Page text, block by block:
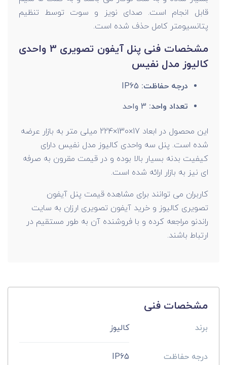
قابل انجام است. صدای نویز و سوت توسط تنظیم
پتانسیومتر کامل حذف شده است.
مشخصات فنی پنل آیفون تصویری 3 واحدی
کالیوز مدل نفیس
درجه حفاظت: IP65
تعداد واحد: 3 واحد
این محصول در ابعاد 17×130×224 میلی متر به بازار عرضه
شده است. پنل سه واحدی کالیوز مدل نفیس دارای
کیفیت بدنه بسیار بالا بوده و در قیمت مقرون به صرفه
ای نیز به بازار ارائه شده است.
کاربران می توانند برای مشاهده قیمت پنل آیفون
تصویری کالیوز و خرید آیفون تصویری ارزان به سایت
راندنو مراجعه کرده و با فروشنده آن به طور مستقیم در
ارتباط باشند.
مشخصات فنی
برند کالیوز
درجه حفاظت IP65